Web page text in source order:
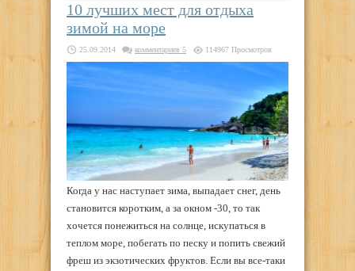
10 лучших мест для отдыха
зимой на море
25.09.2014 комментариев 5 114967 Просмотров
Когда у нас наступает зима, выпадает снег, день
становится коротким, а за окном -30, то так
хочется понежиться на солнце, искупаться в
теплом море, побегать по песку и попить свежий
фреш из экзотических фруктов. Если вы все-таки